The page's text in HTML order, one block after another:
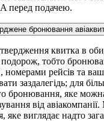
перед подачею.
бронювання
квитка в
тобто
номерами рейсів та
заздалегідь; для
бронювання, яке
від
яке виглядає надто